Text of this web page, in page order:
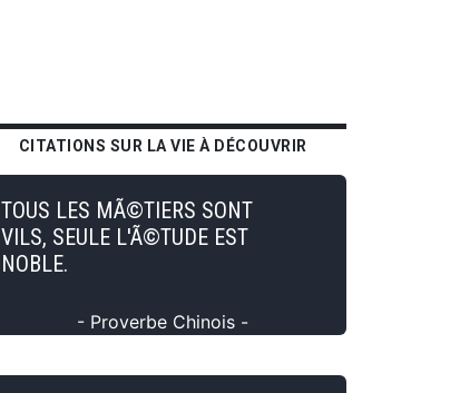
CITATIONS SUR LA VIE À DÉCOUVRIR
TOUS LES MÃ©TIERS SONT
VILS, SEULE L'Ã©TUDE EST
NOBLE.
- Proverbe Chinois -